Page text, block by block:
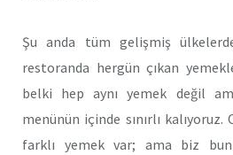
Şu anda tüm gelişmiş
restoranda hergün çıkan
belki hep aynı yemek değil
menünün içinde sınırlı kalıyoruz.
farklı yemek var; ama biz